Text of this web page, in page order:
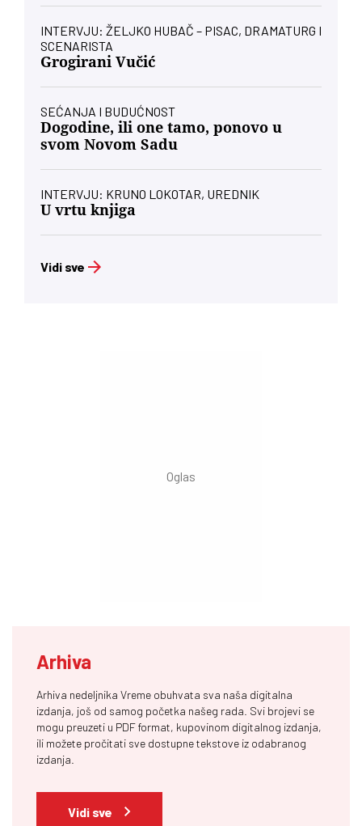
INTERVJU: ŽELJKO HUBAČ – PISAC, DRAMATURG I
SCENARISTA
Grogirani Vučić
SEĆANJA I BUDUĆNOST
Dogodine, ili one tamo, ponovo u
svom Novom Sadu
INTERVJU: KRUNO LOKOTAR, UREDNIK
U vrtu knjiga
Vidi sve
Arhiva
Arhiva nedeljnika Vreme obuhvata sva naša digitalna
izdanja, još od samog početka našeg rada. Svi brojevi se
mogu preuzeti u PDF format, kupovinom digitalnog izdanja,
ili možete pročitati sve dostupne tekstove iz odabranog
izdanja.
Vidi sve